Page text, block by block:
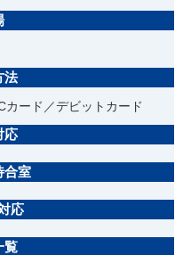
法
ード／デビットカード
応
合室
応
覧